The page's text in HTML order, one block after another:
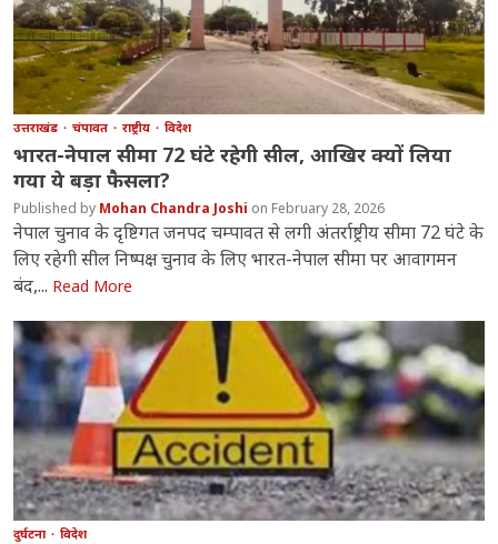
उत्तराखंड चंपावत राष्ट्रीय विदेश
भारत-नेपाल सीमा 72 घंटे रहेगी सील, आखिर क्यों लिया
गया ये बड़ा फैसला?
Mohan Chandra Joshi February 28, 2026
नेपाल चुनाव के दृष्टिगत जनपद चम्पावत से लगी अंतर्राष्ट्रीय सीमा 72 घंटे के
लिए रहेगी सील निष्पक्ष चुनाव के लिए भारत-नेपाल सीमा पर आवागमन
बंद,... Read More
दुर्घटना विदेश